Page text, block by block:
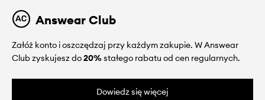
Answear Club
Załóż konto i oszczędzaj przy każdym zakupie. W Answear
Club zyskujesz do20%stałego rabatu od cen regularnych.
Dowiedz się więcej